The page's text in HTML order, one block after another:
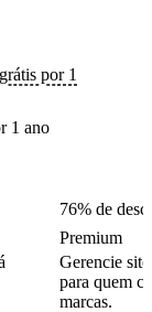
por 1
1 ano
76% de
Premium
Gerencie
para quem
marcas.